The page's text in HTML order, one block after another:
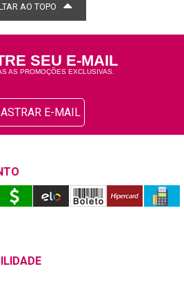
AO TOPO
SEU E-MAIL
AS PROMOÇÕES EXCLUSIVAS.
E-MAIL